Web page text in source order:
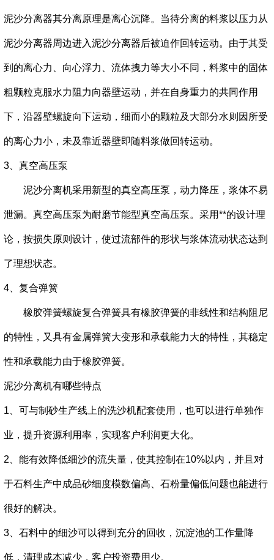
泥沙分离器其分离原理是离心沉降。当待分离的料浆以压力从
泥沙分离器周边进入泥沙分离器后被迫作回转运动。由于其受
到的离心力、向心浮力、流体拽力等大小不同，料浆中的固体
粗颗粒克服水力阻力向器壁运动，并在自身重力的共同作用
下，沿器壁螺旋向下运动，细而小的颗粒及大部分水则因所受
的离心力小，未及靠近器壁即随料浆做回转运动。
3、真空高压泵
泥沙分离机采用新型的真空高压泵，动力降压，浆体不易
泄漏。真空高压泵为耐磨节能型真空高压泵。采用**的设计理
论，按损失原则设计，使过流部件的形状与浆体流动状态达到
了理想状态。
4、复合弹簧
橡胶弹簧螺旋复合弹簧具有橡胶弹簧的非线性和结构阻尼
的特性，又具有金属弹簧大变形和承载能力大的特性，其稳定
性和承载能力由于橡胶弹簧。
泥沙分离机有哪些特点
1、可与制砂生产线上的洗沙机配套使用，也可以进行单独作
业，提升资源利用率，实现客户利润更大化。
2、能有效降低细沙的流失量，使其控制在10%以内，并且对
于石料生产中成品砂细度模数偏高、石粉量偏低问题也能进行
很好的解决。
3、石料中的细沙可以得到充分的回收，沉淀池的工作量降
低，清理成本减少，客户投资费用少。